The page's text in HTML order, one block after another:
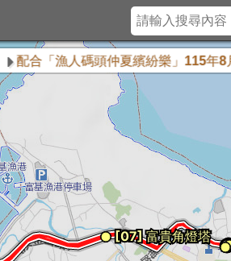
配合「漁人碼頭仲夏繽紛樂」115年8月